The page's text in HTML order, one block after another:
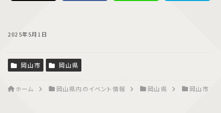
2025年5月1日
岡山市 岡山県
ホーム 岡山県内のイベント情報 岡山県 岡山市